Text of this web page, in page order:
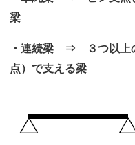
梁
・連続梁 ⇒ ３つ以上
点）で支える梁